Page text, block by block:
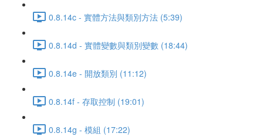
0.8.14c - 實體方法與類別方法 (5:39)
0.8.14d - 實體變數與類別變數 (18:44)
0.8.14e - 開放類別 (11:12)
0.8.14f - 存取控制 (19:01)
0.8.14g - 模組 (17:22)